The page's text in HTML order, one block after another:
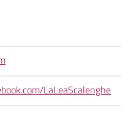
LaLeaScalenghe